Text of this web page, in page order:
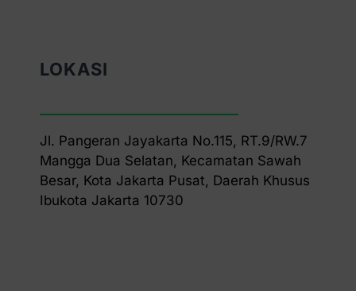
LOKASI
Jl. Pangeran Jayakarta No.115, RT.9/RW.7
Mangga Dua Selatan, Kecamatan Sawah
Besar, Kota Jakarta Pusat, Daerah Khusus
Ibukota Jakarta 10730